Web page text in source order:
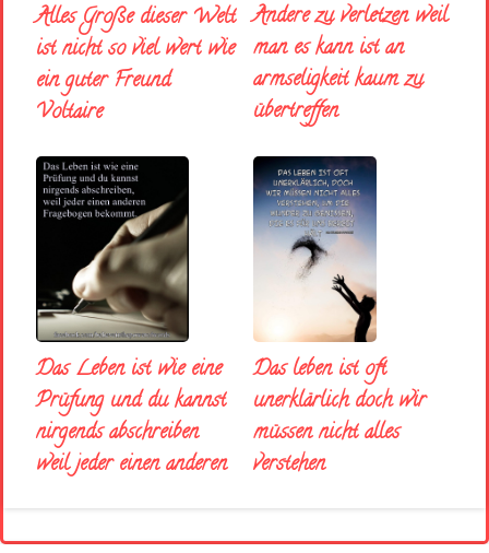
Alles Große dieser Welt
ist nicht so viel wert wie
ein guter Freund
Voltaire
Andere zu verletzen weil
man es kann ist an
armseligkeit kaum zu
übertreffen
Das Leben ist wie eine
Prüfung und du kannst
nirgends abschreiben
weil jeder einen anderen
Das leben ist oft
unerklärlich doch wir
müssen nicht alles
verstehen